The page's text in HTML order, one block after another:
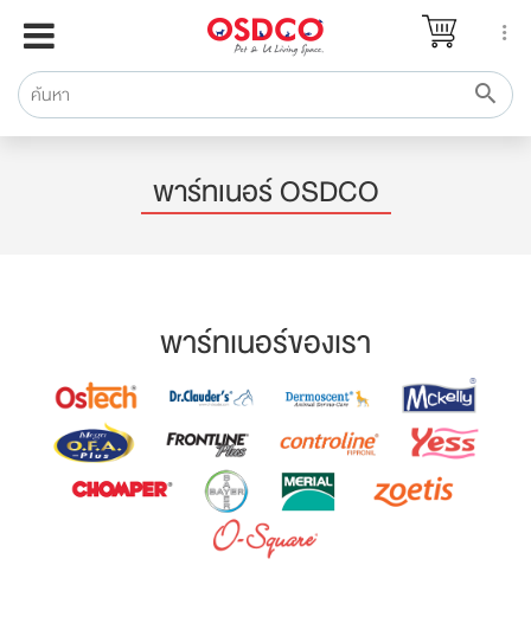
หน้าแรก
แบรนด์
รีวิว
พาร์ทเนอร์ OSDCO
พาร์ทเนอร์ของเรา